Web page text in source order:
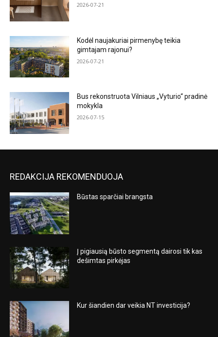
2026-07-21
Kodėl naujakuriai pirmenybę teikia
gimtajam rajonui?
2026-07-21
Bus rekonstruota Vilniaus „Vyturio“ pradinė
mokykla
2026-07-15
REDAKCIJA REKOMENDUOJA
Būstas sparčiai brangsta
Į pigiausią būsto segmentą dairosi tik kas
dešimtas pirkėjas
Kur šiandien dar veikia NT investicija?